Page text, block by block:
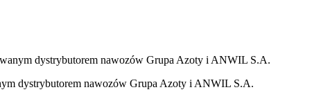
dystrybutorem nawozów Grupa Azoty i ANWIL S.A.